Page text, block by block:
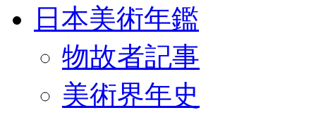
日本美術年鑑
物故者記事
美術界年史